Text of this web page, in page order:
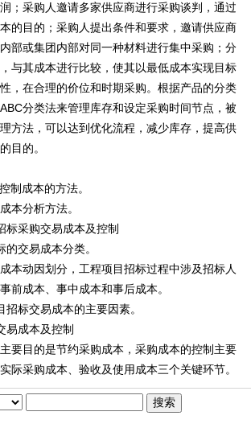
；采购人邀请多家供应商进行采购谈判，通过
的目的；采购人提出条件和要求，邀请供应商
部或集团内部对同一种材料进行集中采购；分
与其成本进行比较，使其以最低成本实现目标
，在合理的价位和时期采购。根据产品的分类
分类法来管理库存和设定采购时间节点，被
方法，可以达到优化流程，减少库存，提高供
目的。
成本的方法。
分析方法。
采购交易成本及控制
交易成本分类。
动因划分，工程项目招标过程中涉及招标人
前成本、事中成本和事后成本。
标交易成本的主要因素。
成本及控制
目的是节约采购成本，采购成本的控制主要
际采购成本、验收及使用成本三个关键环节。